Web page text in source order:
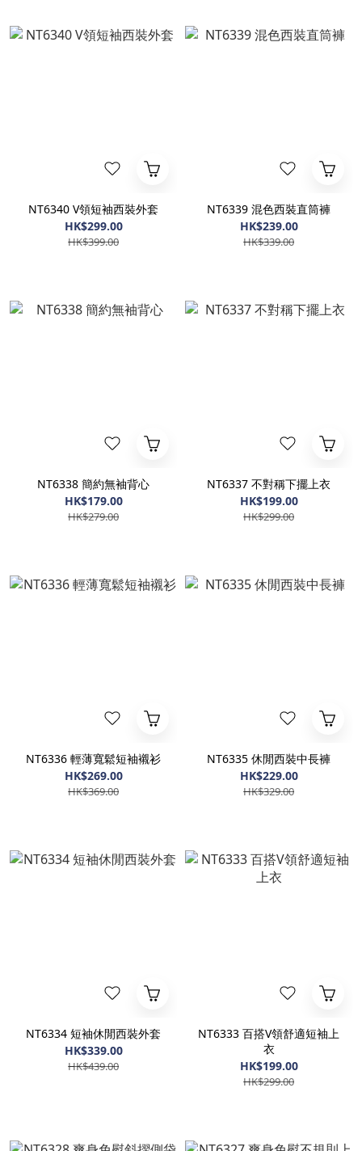
NT6340 V領短袖西裝外套
HK$299.00
HK$399.00
NT6339 混色西裝直筒褲
HK$239.00
HK$339.00
NT6338 簡約無袖背心
HK$179.00
HK$279.00
NT6337 不對稱下擺上衣
HK$199.00
HK$299.00
NT6336 輕薄寬鬆短袖襯衫
HK$269.00
HK$369.00
NT6335 休閒西裝中長褲
HK$229.00
HK$329.00
NT6334 短袖休閒西裝外套
HK$339.00
HK$439.00
NT6333 百搭V領舒適短袖上
衣
HK$199.00
HK$299.00